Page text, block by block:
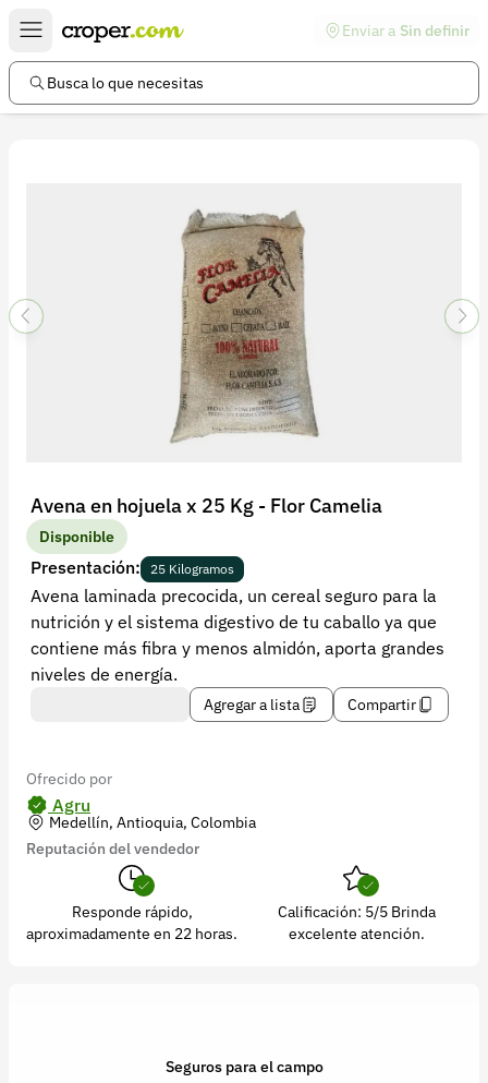
Enviar a Sin definir
Busca lo que necesitas
Avena en hojuela x 25 Kg - Flor Camelia
Disponible
Presentación: 25 Kilogramos
Avena laminada precocida, un cereal seguro para la
nutrición y el sistema digestivo de tu caballo ya que
contiene más fibra y menos almidón, aporta grandes
niveles de energía.
Agregar a lista Compartir
Ofrecido por
Agru
Medellín, Antioquia, Colombia
Reputación del vendedor
Responde rápido,
aproximadamente en 22 horas.
Calificación: 5/5 Brinda
excelente atención.
Seguros para el campo
Enlaces de interés
Preguntas frecuentes
Política de devoluciones
Política de privacidad
Recuperar contraseña
Contacto
Soporte
+57 323 2931928
contacto@croper.com
© 2026 Croper.com Todos los derechos reservados
Síguenos